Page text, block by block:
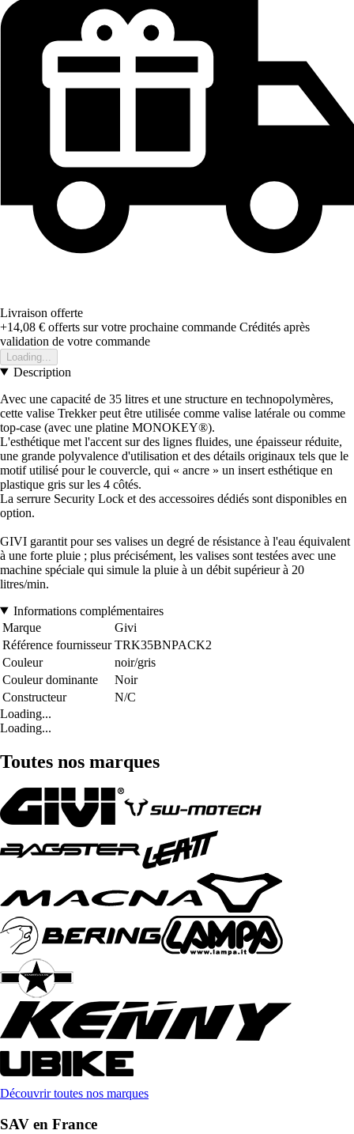
Livraison offerte
+14,08 € offerts sur votre prochaine commande Crédités après
validation de votre commande
Loading...
Description
Avec une capacité de 35 litres et une structure en technopolymères,
cette valise Trekker peut être utilisée comme valise latérale ou comme
top-case (avec une platine MONOKEY®).
L'esthétique met l'accent sur des lignes fluides, une épaisseur réduite,
une grande polyvalence d'utilisation et des détails originaux tels que le
motif utilisé pour le couvercle, qui « ancre » un insert esthétique en
plastique gris sur les 4 côtés.
La serrure Security Lock et des accessoires dédiés sont disponibles en
option.
GIVI garantit pour ses valises un degré de résistance à l'eau équivalent
à une forte pluie ; plus précisément, les valises sont testées avec une
machine spéciale qui simule la pluie à un débit supérieur à 20
litres/min.
Informations complémentaires
Marque
Givi
Référence fournisseur TRK35BNPACK2
Couleur
noir/gris
Couleur dominante
Noir
Constructeur
N/C
Loading...
Loading...
Toutes nos marques
Découvrir toutes nos marques
SAV en France